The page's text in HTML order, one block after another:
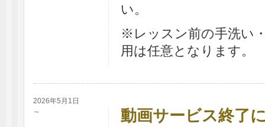
い。
※レッスン前の手洗い
用は任意となります。
2026年5月1日
～
動画サービス終了